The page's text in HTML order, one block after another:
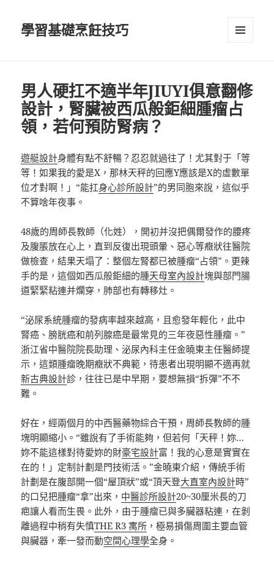
學習基礎烹飪技巧
男人硬扛不適半年JIUYI俱意翻修
設計，腎臟被西瓜般鉅細腫瘤占
領，若何預防腎病？
遊艇設計身體有點不舒暢？忍忍就過往了！尤其對于「等
等！如果我的愛是X，那林天秤的回應Y應該是X的虛數單
位才對啊！」“能扛身心診所設計”的男同胞來說，這似乎
不算啥年夜事。
48歲的周師長教師（化姓），開初并沒把偶爾發作的腰疼
及腹脹放在心上，直到反復出現頭暈、惡心等癥狀往醫院
做檢查，結果天塌了：整個左腎都已被腫瘤“占領”。更辣
手的是，這個如西瓜般鉅細的腫天母室內設計塊與部門腸
道緊緊粘連并爛穿，肺部也有轉移灶。
“泌尿系統腫瘤的發病率越來越高，且愈發年輕化，此中
腎癌、膀胱癌和前列腺癌是最常見的三年夜惡性腫瘤。”
浙江省中醫院院長助理、泌尿內科主任金曉東主任醫師提
示，這類腫瘤晚期癥狀不典範，待患者出現明顯不適再就
新古典設計診，往往已是中早期，要想無損“拆彈”不不
難。
好在，經兩個月的中西醫藥物綜合干預，周師長教師的腫
塊明顯縮小。“雖說有了手術能夠，但若何「天秤！妳…
妳不能這樣對待愛妳的財豪宅設計富！我的心意是實實在
在的！」定制計劃是門技術活。”金曉東介紹，傳統手術
計劃是在腹部開一個“屋頂狀”或“頂天登大直室內設計時”
的口兒把腫瘤“拿”出來， 中醫診所設計20~30厘米長的刀
疤讓人看而生畏。此外，由于腫瘤已與多臟器粘連，在剝
離過程中稍有失慎THE R3 寓所 ，極易損傷周圍主要血管
與臟器，牽一發而動空間心理學全身。